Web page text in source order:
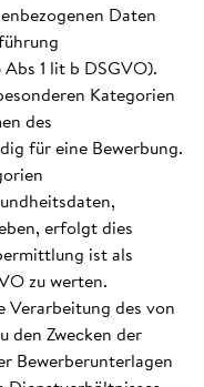
Daten
1 lit b DSGVO).
Kategorien
des
für eine Bewerbung.
erfolgt dies
ist als
zu werten.
Verarbeitung des von
den Zwecken der
Bewerberunterlagen